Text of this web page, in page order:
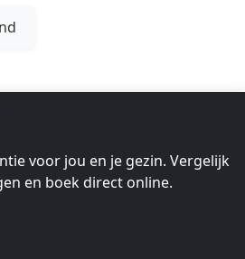
voor jou en je gezin. Vergelijk
en boek direct online.